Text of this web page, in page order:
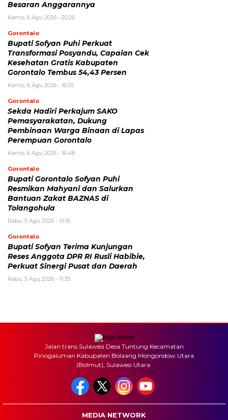
Besaran Anggarannya
Kamis, 6 Agu 2026 - 20:26
Gorontalo
Bupati Sofyan Puhi Perkuat
Transformasi Posyandu, Capaian Cek
Kesehatan Gratis Kabupaten
Gorontalo Tembus 54,43 Persen
Kamis, 6 Agu 2026 - 16:55
Gorontalo
Sekda Hadiri Perkajum SAKO
Pemasyarakatan, Dukung
Pembinaan Warga Binaan di Lapas
Perempuan Gorontalo
Kamis, 6 Agu 2026 - 16:48
Gorontalo
Bupati Gorontalo Sofyan Puhi
Resmikan Mahyani dan Salurkan
Bantuan Zakat BAZNAS di
Tolangohula
Rabu, 5 Agu 2026 - 15:16
Gorontalo
Bupati Sofyan Terima Kunjungan
Reses Anggota DPR RI Rusli Habibie,
Perkuat Sinergi Pusat dan Daerah
Rabu, 5 Agu 2026 - 11:35
Jalan trans Sulawesi Desa Tuntung Kecamatan
Pinogaluman Kabupaten Bolaang Mongondow Utara
(Bolmut), Sulawesi Utara.
MEDIA NETWORK